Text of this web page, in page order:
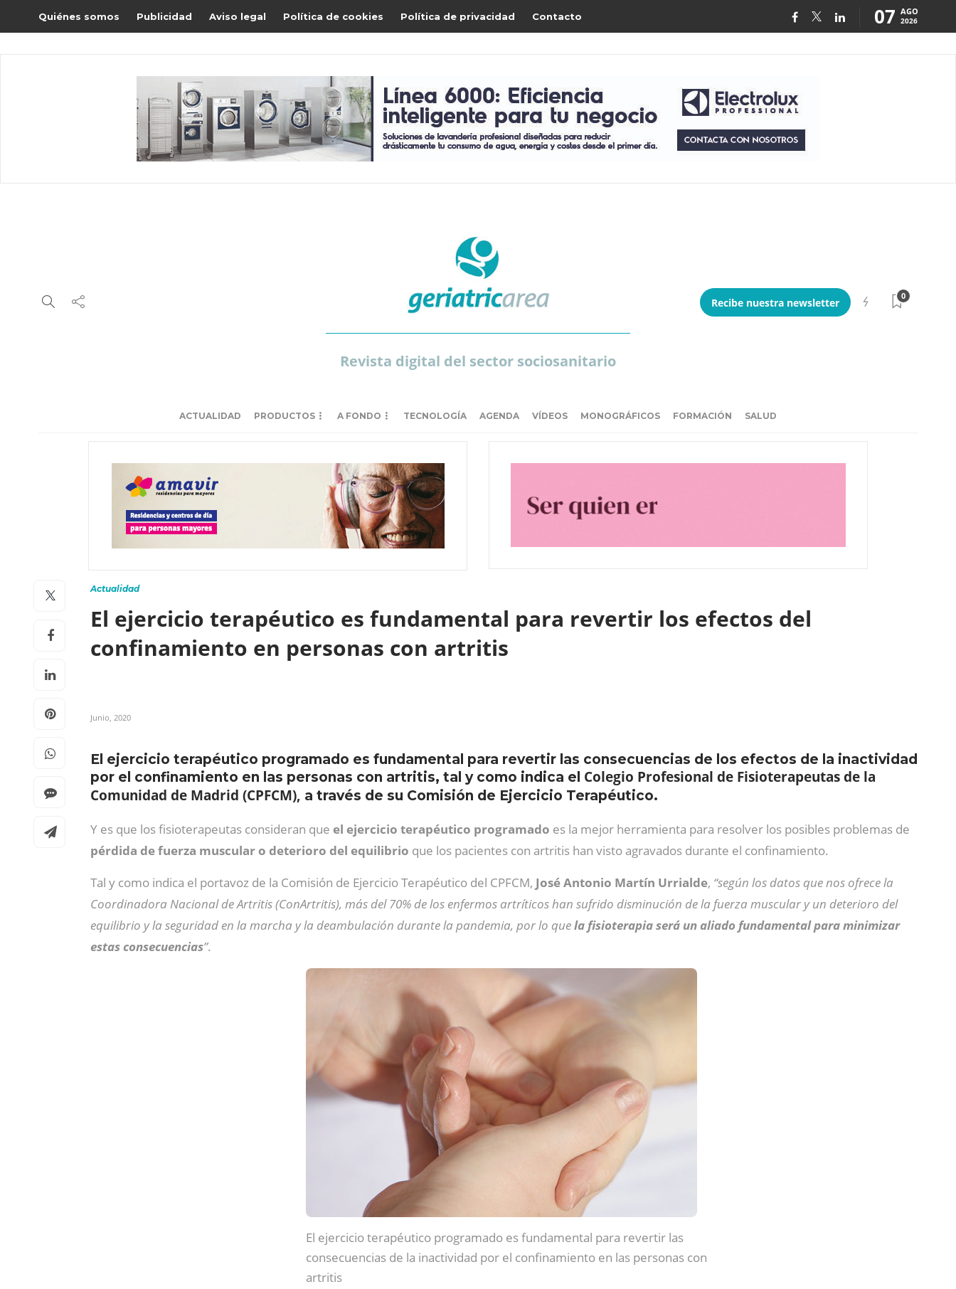
Quiénes somos Publicidad Aviso legal Política de cookies Política de privacidad Contacto 07 AGO
2026
Revista digital del sector sociosanitario
Recibe nuestra newsletter
0
ACTUALIDAD PRODUCTOS A FONDO TECNOLOGÍA AGENDA VÍDEOS MONOGRÁFICOS FORMACIÓN SALUD
Actualidad
El ejercicio terapéutico es fundamental para revertir los efectos del
confinamiento en personas con artritis
Junio, 2020
El ejercicio terapéutico programado es fundamental para revertir las consecuencias de los efectos de la inactividad
por el confinamiento en las personas con artritis, tal y como indica el Colegio Profesional de Fisioterapeutas de la
Comunidad de Madrid (CPFCM), a través de su Comisión de Ejercicio Terapéutico.
Y es que los fisioterapeutas consideran que el ejercicio terapéutico programado es la mejor herramienta para resolver los posibles problemas de
pérdida de fuerza muscularo deterioro del equilibrio que los pacientes con artritis han visto agravados durante el confinamiento.
Tal y como indica el portavoz de la Comisión de Ejercicio Terapéutico del CPFCM, José Antonio Martín Urrialde, “según los datos que nos ofrece la
Coordinadora Nacional de Artritis (ConArtritis), más del 70% de los enfermos artríticos han sufrido disminución de la fuerza muscular y un deterioro del
equilibrio y la seguridad en la marcha y la deambulación durante la pandemia, por lo quela fisioterapia será un aliado fundamental para minimizar
estas consecuencias”.
El ejercicio terapéutico programado es fundamental para revertir las
consecuencias de la inactividad por el confinamiento en las personas con
artritis